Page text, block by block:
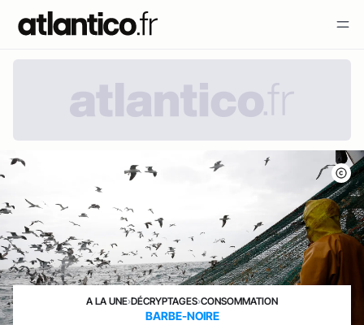
A LA UNE›DÉCRYPTAGES›CONSOMMATION
BARBE-NOIRE